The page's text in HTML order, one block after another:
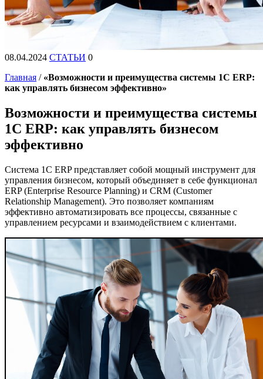
08.04.2024 СТАТЬИ 0
Главная / «Возможности и преимущества системы 1С ERP:
как управлять бизнесом эффективно»
Возможности и преимущества системы
1С ERP: как управлять бизнесом
эффективно
Система 1C ERP представляет собой мощный инструмент для
управления бизнесом, который объединяет в себе функционал
ERP (Enterprise Resource Planning) и CRM (Customer
Relationship Management). Это позволяет компаниям
эффективно автоматизировать все процессы, связанные с
управлением ресурсами и взаимодействием с клиентами.